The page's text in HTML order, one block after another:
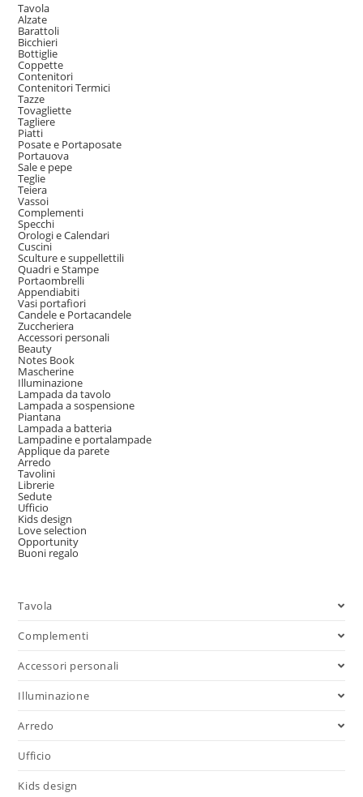
Tavola
Alzate
Barattoli
Bicchieri
Bottiglie
Coppette
Contenitori
Contenitori Termici
Tazze
Tovagliette
Tagliere
Piatti
Posate e Portaposate
Portauova
Sale e pepe
Teglie
Teiera
Vassoi
Complementi
Specchi
Orologi e Calendari
Cuscini
Sculture e suppellettili
Quadri e Stampe
Portaombrelli
Appendiabiti
Vasi portafiori
Candele e Portacandele
Zuccheriera
Accessori personali
Beauty
Notes Book
Mascherine
Illuminazione
Lampada da tavolo
Lampada a sospensione
Piantana
Lampada a batteria
Lampadine e portalampade
Applique da parete
Arredo
Tavolini
Librerie
Sedute
Ufficio
Kids design
Love selection
Opportunity
Buoni regalo
Tavola
Complementi
Accessori personali
Illuminazione
Arredo
Ufficio
Kids design